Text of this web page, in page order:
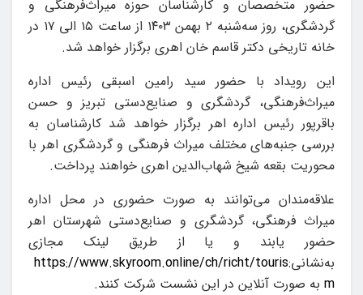
حضور متخصصان و کارشناسان حوزه میراث‌فرهنگی و
گردشگری، روز سه‌شنبه ۲ بهمن ۱۴۰۳ از ساعت ۱۵ الی ۱۷ در
خانه تاریخی دکتر قاسم خان اهری برگزار خواهد شد.
این رویداد با حضور سید رامین اسبقی رئیس اداره
میراث‌فرهنگی، گردشگری و صنایع‌دستی تبریز و حسن
باقرپور رئیس اداره اهر برگزار خواهد شد کارشناسان به
بررسی جنبه‌های مختلف میراث فرهنگی و گردشگری اهر با
محوریت بقعه شیخ شهاب‌الدین اهری خواهند پرداخت.
علاقه‌مندان می‌توانند به صورت حضوری در محل اداره
میراث فرهنگی، گردشگری و صنایع‌دستی شهرستان اهر
حضور یابند و یا از طریق لینک مجازی
به‌نشانی:https://www.skyroom.online/ch/richt/touris
m به صورت آنلاین در این نشست شرکت کنند.